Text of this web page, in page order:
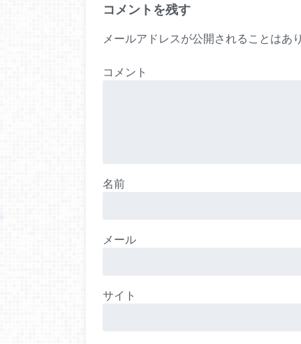
コメントを残す
メールアドレスが公開されることはあ
コメント
名前
メール
サイト